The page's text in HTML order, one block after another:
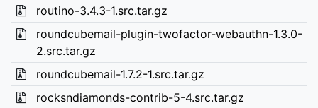
routino-3.4.3-1.src.tar.gz
roundcubemail-plugin-twofactor-webauthn-1.3.0-
2.src.tar.gz
roundcubemail-1.7.2-1.src.tar.gz
rocksndiamonds-contrib-5-4.src.tar.gz